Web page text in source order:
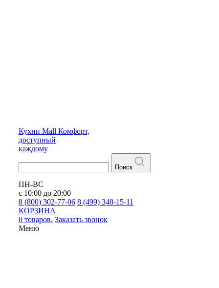
Кухни Mall Комфорт,
доступный
каждому
Поиск
ПН-ВС
с 10:00 до 20:00
8 (800) 302-77-06 8 (499) 348-15-11
КОРЗИНА
0 товаров. Заказать звонок
Меню